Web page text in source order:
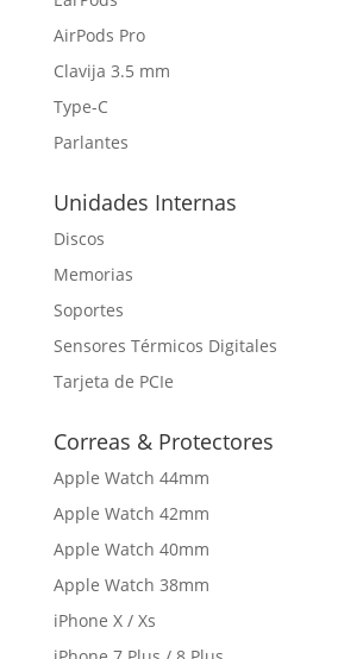
AirPods Pro
Clavija 3.5 mm
Type-C
Parlantes
Unidades Internas
Discos
Memorias
Soportes
Sensores Térmicos Digitales
Tarjeta de PCIe
Correas & Protectores
Apple Watch 44mm
Apple Watch 42mm
Apple Watch 40mm
Apple Watch 38mm
iPhone X / Xs